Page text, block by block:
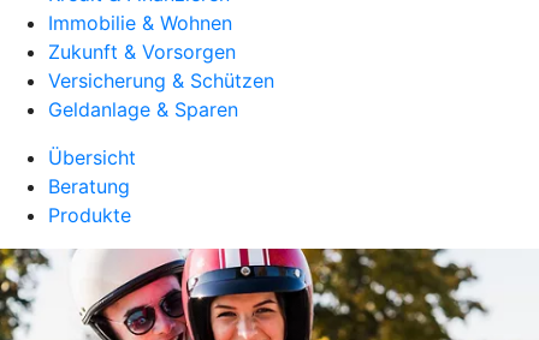
Immobilie & Wohnen
Zukunft & Vorsorgen
Versicherung & Schützen
Geldanlage & Sparen
Übersicht
Beratung
Produkte